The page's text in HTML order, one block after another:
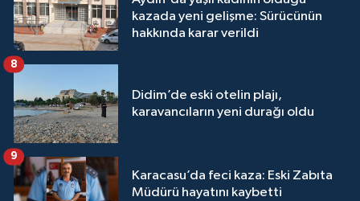
kazada yeni gelişme: Sürücünün
hakkında karar verildi
Didim’de eski otelin plajı,
karavancıların yeni durağı oldu
8
Karacasu’da feci kaza: Eski Zabıta
Müdürü hayatını kaybetti
9